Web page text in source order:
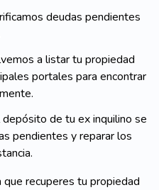
deudas pendientes
a listar tu propiedad
portales para encontrar
de tu ex inquilino se
pendientes y reparar los
recuperes tu propiedad